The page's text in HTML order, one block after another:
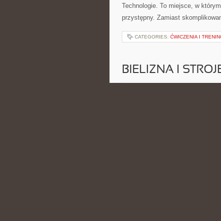
Technologie. To miejsce, w
przystępny. Zamiast
CATEGORIES: ĆWICZENIA I
BIELIZNA I